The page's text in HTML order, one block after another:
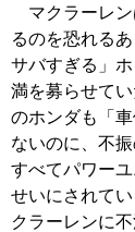
マクラーレン
るのを恐れる
サバすぎる」
満を募らせて
のホンダも「車
ないのに、不
すべてパワー
せいにされて
クラーレンに